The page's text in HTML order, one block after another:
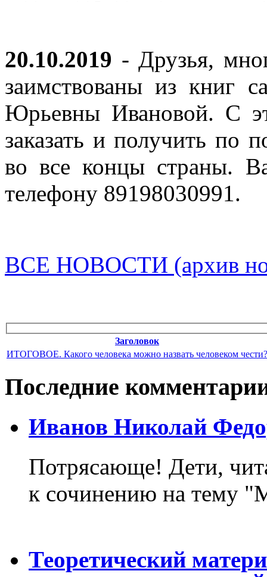
20.10.2019 - Друзья,
заимствованы из книг
Юрьевны Ивановой. С
заказать и получить по
во все концы страны.
телефону 89198030991.
ВСЕ НОВОСТИ (архив
Заголовок
ИТОГОВОЕ. Какого человека можно назвать человеком чести?
Последние
Иванов Николай
Потрясающе! Дети,
к сочинению на тему
Теоретический